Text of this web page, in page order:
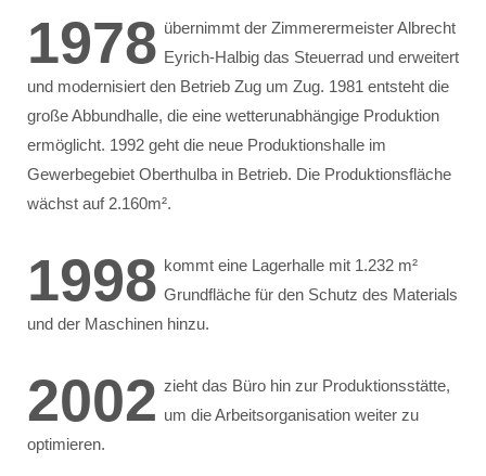
1978 übernimmt der Zimmerermeister Albrecht
Eyrich-Halbig das Steuerrad und erweitert
und modernisiert den Betrieb Zug um Zug. 1981 entsteht die
große Abbundhalle, die eine wetterunabhängige Produktion
ermöglicht. 1992 geht die neue Produktionshalle im
Gewerbegebiet Oberthulba in Betrieb. Die Produktionsfläche
wächst auf 2.160m².
1998 kommt eine Lagerhalle mit 1.232 m²
Grundfläche für den Schutz des Materials
und der Maschinen hinzu.
2002 zieht das Büro hin zur Produktionsstätte,
um die Arbeitsorganisation weiter zu
optimieren.